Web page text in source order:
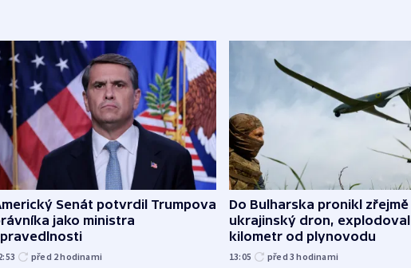
Senát potvrdil Trumpova
jako ministra
před 2hodinami
Do Bulharska pronikl zřejmě
ukrajinský dron, explodoval
kilometr od plynovodu
13:05 před 3hodinami